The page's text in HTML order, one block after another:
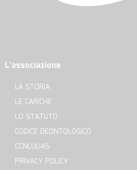
L'associazione
LA STORIA
LE CARICHE
LO STATUTO
CODICE DEONTOLOGICO
CCNLULIAS
PRIVACY POLICY